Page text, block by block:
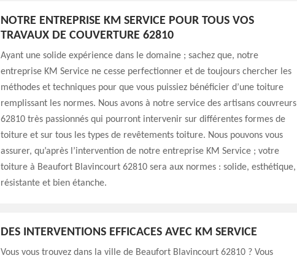
NOTRE ENTREPRISE KM SERVICE POUR TOUS VOS
TRAVAUX DE COUVERTURE 62810
Ayant une solide expérience dans le domaine ; sachez que, notre
entreprise KM Service ne cesse perfectionner et de toujours chercher les
méthodes et techniques pour que vous puissiez bénéficier d’une toiture
remplissant les normes. Nous avons à notre service des artisans couvreurs
62810 très passionnés qui pourront intervenir sur différentes formes de
toiture et sur tous les types de revêtements toiture. Nous pouvons vous
assurer, qu’après l’intervention de notre entreprise KM Service ; votre
toiture à Beaufort Blavincourt 62810 sera aux normes : solide, esthétique,
résistante et bien étanche.
DES INTERVENTIONS EFFICACES AVEC KM SERVICE
Vous vous trouvez dans la ville de Beaufort Blavincourt 62810 ? Vous